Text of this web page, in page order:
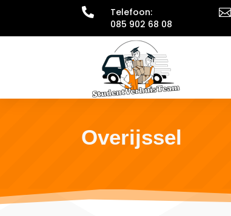

Telefoon:
085 902 68 08

Overijssel